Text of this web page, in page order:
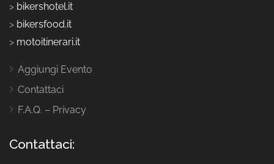
> bikershotel.it
> bikersfood.it
> motoitinerari.it
Aggiungi Evento
Contattaci
F.A.Q. – Privacy
Contattaci: